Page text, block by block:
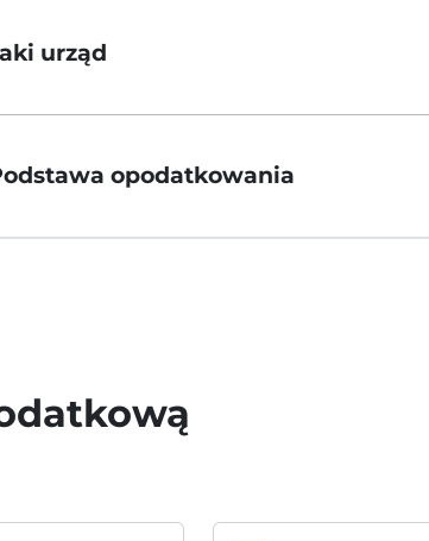
urząd
opodatkowania